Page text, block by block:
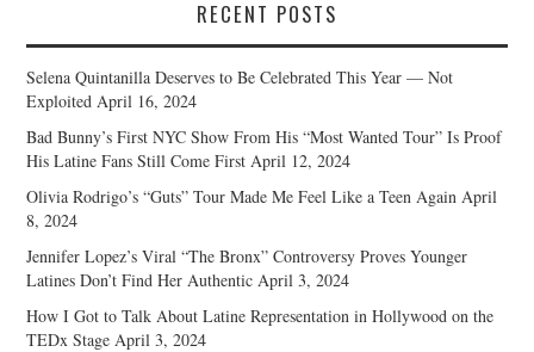
RECENT POSTS
Selena Quintanilla Deserves to Be Celebrated This Year — Not
Exploited April 16, 2024
Bad Bunny’s First NYC Show From His “Most Wanted Tour” Is Proof
His Latine Fans Still Come First April 12, 2024
Olivia Rodrigo’s “Guts” Tour Made Me Feel Like a Teen Again April
8, 2024
Jennifer Lopez’s Viral “The Bronx” Controversy Proves Younger
Latines Don’t Find Her Authentic April 3, 2024
How I Got to Talk About Latine Representation in Hollywood on the
TEDx Stage April 3, 2024